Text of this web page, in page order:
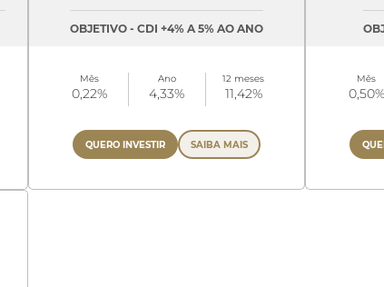
OBJETIVO - CDI +4% A 5% AO ANO
Mês
0,22%
Ano
4,33%
12 meses
11,42%
QUERO INVESTIR SAIBA MAIS
Mês
0,50%